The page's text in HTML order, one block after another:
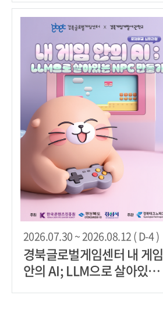
2026.07.30 ~ 2026.08.12 ( D-4 )
경북글로벌게임센터 내 게임
안의 AI; LLM으로 살아있는